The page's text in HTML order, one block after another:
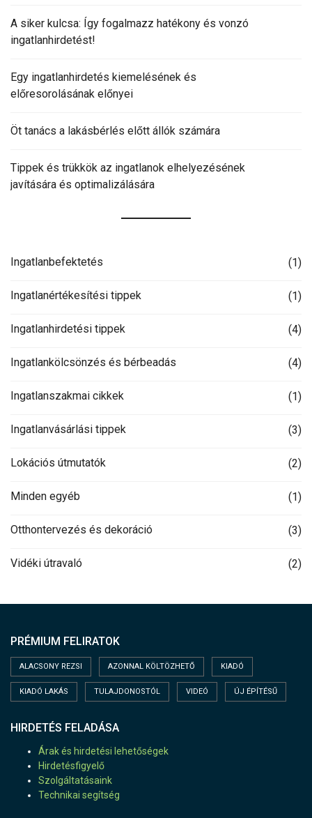
A siker kulcsa: Így fogalmazz hatékony és vonzó
ingatlanhirdetést!
Egy ingatlanhirdetés kiemelésének és
előresorolásának előnyei
Öt tanács a lakásbérlés előtt állók számára
Tippek és trükkök az ingatlanok elhelyezésének
javítására és optimalizálására
Ingatlanbefektetés (1)
Ingatlanértékesítési tippek (1)
Ingatlanhirdetési tippek (4)
Ingatlankölcsönzés és bérbeadás (4)
Ingatlanszakmai cikkek (1)
Ingatlanvásárlási tippek (3)
Lokációs útmutatók (2)
Minden egyéb (1)
Otthontervezés és dekoráció (3)
Vidéki útravaló (2)
PRÉMIUM FELIRATOK
ALACSONY REZSI AZONNAL KÖLTÖZHETŐ KIADÓ
KIADÓ LAKÁS TULAJDONOSTÓL VIDEÓ ÚJ ÉPÍTÉSŰ
HIRDETÉS FELADÁSA
Árak és hirdetési lehetőségek
Hirdetésfigyelő
Szolgáltatásaink
Technikai segítség